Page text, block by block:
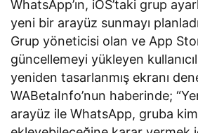
WhatsApp’ın, iOS’taki grup
yeni bir arayüz sunmayı
Grup yöneticisi olan ve App
güncellemeyi yükleyen
yeniden tasarlanmış ekranı
WABetaInfo’nun haberinde;
arayüz ile WhatsApp, gruba